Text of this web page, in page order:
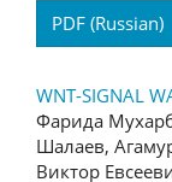
PDF (Russian)
WNT-SIGNAL
Фарида
Шалаев,
Виктор